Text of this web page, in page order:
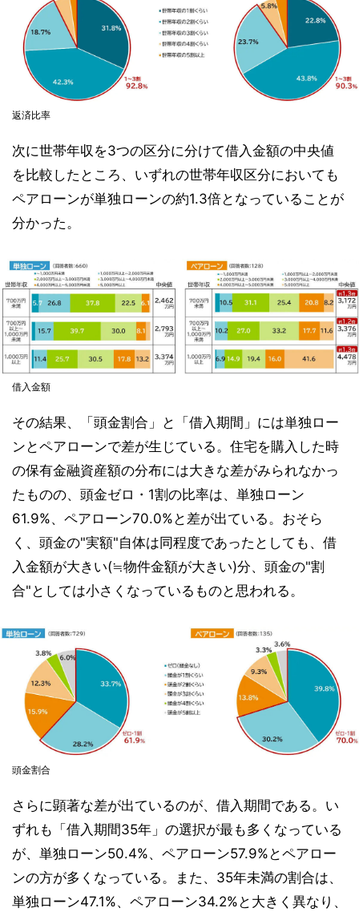
返済比率
次に世帯年収を3つの区分に分けて借入金額の中央値
を比較したところ、いずれの世帯年収区分においても
ペアローンが単独ローンの約1.3倍となっていることが
分かった。
借入金額
その結果、「頭金割合」と「借入期間」には単独ロー
ンとペアローンで差が生じている。住宅を購入した時
の保有金融資産額の分布には大きな差がみられなかっ
たものの、頭金ゼロ・1割の比率は、単独ローン
61.9%、ペアローン70.0%と差が出ている。おそら
く、頭金の"実額"自体は同程度であったとしても、借
入金額が大きい(≒物件金額が大きい)分、頭金の"割
合"としては小さくなっているものと思われる。
頭金割合
さらに顕著な差が出ているのが、借入期間である。い
ずれも「借入期間35年」の選択が最も多くなっている
が、単独ローン50.4%、ペアローン57.9%とペアロー
ンの方が多くなっている。また、35年未満の割合は、
単独ローン47.1%、ペアローン34.2%と大きく異なり、